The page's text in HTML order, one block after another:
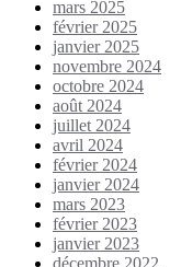
mars 2025
février 2025
janvier 2025
novembre 2024
octobre 2024
août 2024
juillet 2024
avril 2024
février 2024
janvier 2024
mars 2023
février 2023
janvier 2023